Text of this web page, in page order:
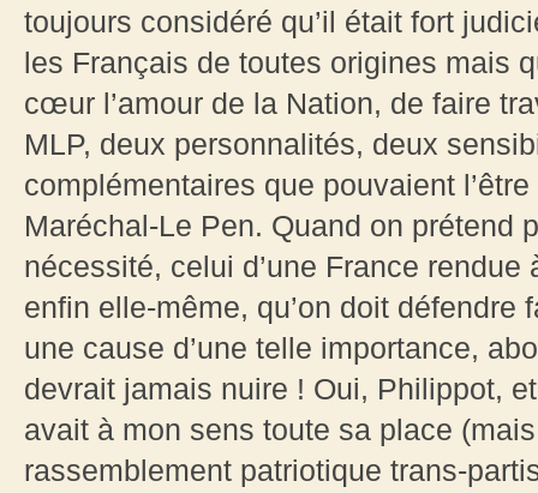
toujours considéré qu’il était fort
les Français de toutes origines mais
cœur l’amour de la Nation, de faire
MLP, deux personnalités, deux
complémentaires que pouvaient
Maréchal-Le Pen. Quand on prétend
nécessité, celui d’une France
enfin elle-même, qu’on doit défendre
une cause d’une telle importance,
devrait jamais nuire ! Oui, Philippot,
avait à mon sens toute sa place
rassemblement patriotique trans-